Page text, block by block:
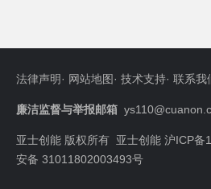
法律声明· 网站地图· 技术支持· 联系我
廉洁监督与举报邮箱
亚士创能 版权所有 亚士创能 沪ICP备
安备 31011802003493号